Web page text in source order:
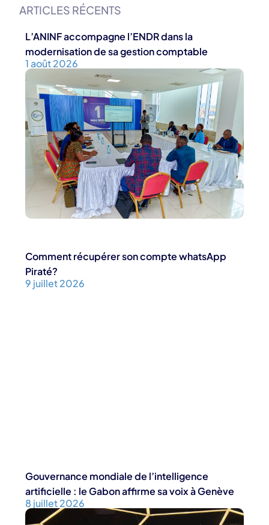
ARTICLES RÉCENTS
L’ANINF accompagne l’ENDR dans la
modernisation de sa gestion comptable
1 août 2026
Comment récupérer son compte whatsApp
Piraté?
9 juillet 2026
Gouvernance mondiale de l’intelligence
artificielle : le Gabon affirme sa voix à Genève
8 juillet 2026